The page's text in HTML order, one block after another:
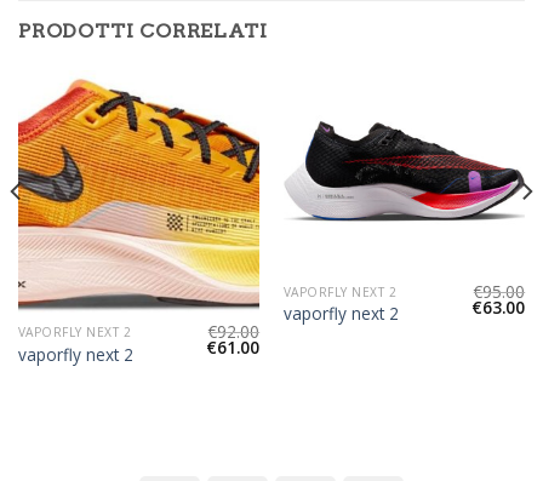
PRODOTTI CORRELATI
VAPORFLY NEXT 2
vaporfly next 2
€92.00
€61.00
VAPORFLY NEXT 2
vaporfly next 2
€95.00
€63.00